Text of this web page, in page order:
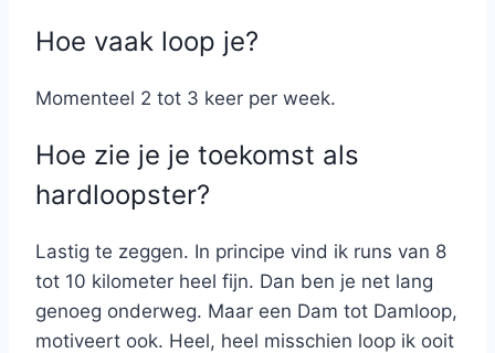
Hoe vaak loop je?
Momenteel 2 tot 3 keer per week.
Hoe zie je je toekomst als
hardloopster?
Lastig te zeggen. In principe vind ik runs van 8
tot 10 kilometer heel fijn. Dan ben je net lang
genoeg onderweg. Maar een Dam tot Damloop,
motiveert ook. Heel, heel misschien loop ik ooit